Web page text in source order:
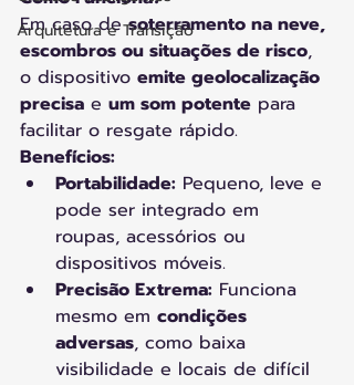
Arquitetura e Transição
Em caso de soterramento na neve,
escombros ou situações de risco,
o dispositivo emite geolocalização
precisa e um som potente para
facilitar o resgate rápido.
Benefícios:
Portabilidade: Pequeno, leve e
pode ser integrado em
roupas, acessórios ou
dispositivos móveis.
Precisão Extrema: Funciona
mesmo em condições
adversas, como baixa
visibilidade e locais de difícil